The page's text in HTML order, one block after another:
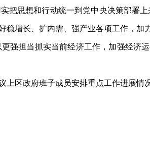
思想和行动统一到党中央决策部署
增长、扩内需、强产业各项工作，
强担当抓实当前经济工作，加强经济
区政府班子成员安排重点工作进展情